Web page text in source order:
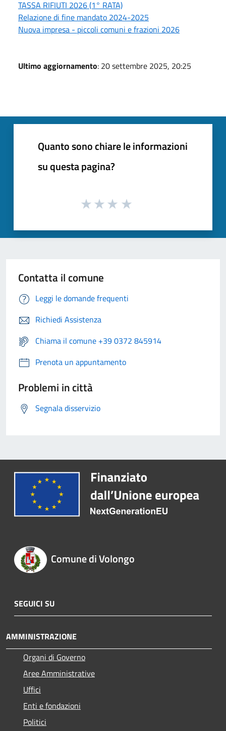
TASSA RIFIUTI 2026 (1° RATA)
Relazione di fine mandato 2024-2025
Nuova impresa - piccoli comuni e frazioni 2026
Ultimo aggiornamento: 20 settembre 2025, 20:25
Quanto sono chiare le informazioni
su questa pagina?
Contatta il comune
Leggi le domande frequenti
Richiedi Assistenza
Chiama il comune +39 0372 845914
Prenota un appuntamento
Problemi in città
Segnala disservizio
Comune di Volongo
SEGUICI SU
AMMINISTRAZIONE
Organi di Governo
Aree Amministrative
Uffici
Enti e fondazioni
Politici